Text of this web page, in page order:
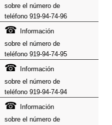
sobre el número de
teléfono 919-94-74-96
☎ Información
sobre el número de
teléfono 919-94-74-95
☎ Información
sobre el número de
teléfono 919-94-74-94
☎ Información
sobre el número de